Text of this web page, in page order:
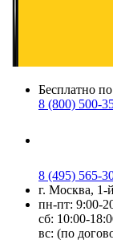
Бесплатно
8 (800) 500-
8 (495) 565-
г. Москва, 1-
пн-пт: 9:00-
сб: 10:00-
вс: (по